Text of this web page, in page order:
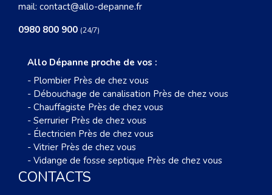
mail: contact@allo-depanne.fr
0980 800 900 (24/7)
Allo Dépanne proche de vos :
- Plombier Près de chez vous
- Débouchage de canalisation Près de chez vous
- Chauffagiste Près de chez vous
- Serrurier Près de chez vous
- Électricien Près de chez vous
- Vitrier Près de chez vous
- Vidange de fosse septique Près de chez vous
CONTACTS